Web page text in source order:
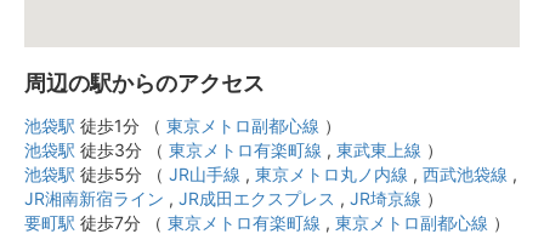
周辺の駅からのアクセス
池袋駅 徒歩1分 （ 東京メトロ副都心線 ）
池袋駅 徒歩3分 （ 東京メトロ有楽町線 , 東武東上線 ）
池袋駅 徒歩5分 （ JR山手線 , 東京メトロ丸ノ内線 , 西武池袋線 ,
JR湘南新宿ライン , JR成田エクスプレス , JR埼京線 ）
要町駅 徒歩7分 （ 東京メトロ有楽町線 , 東京メトロ副都心線 ）